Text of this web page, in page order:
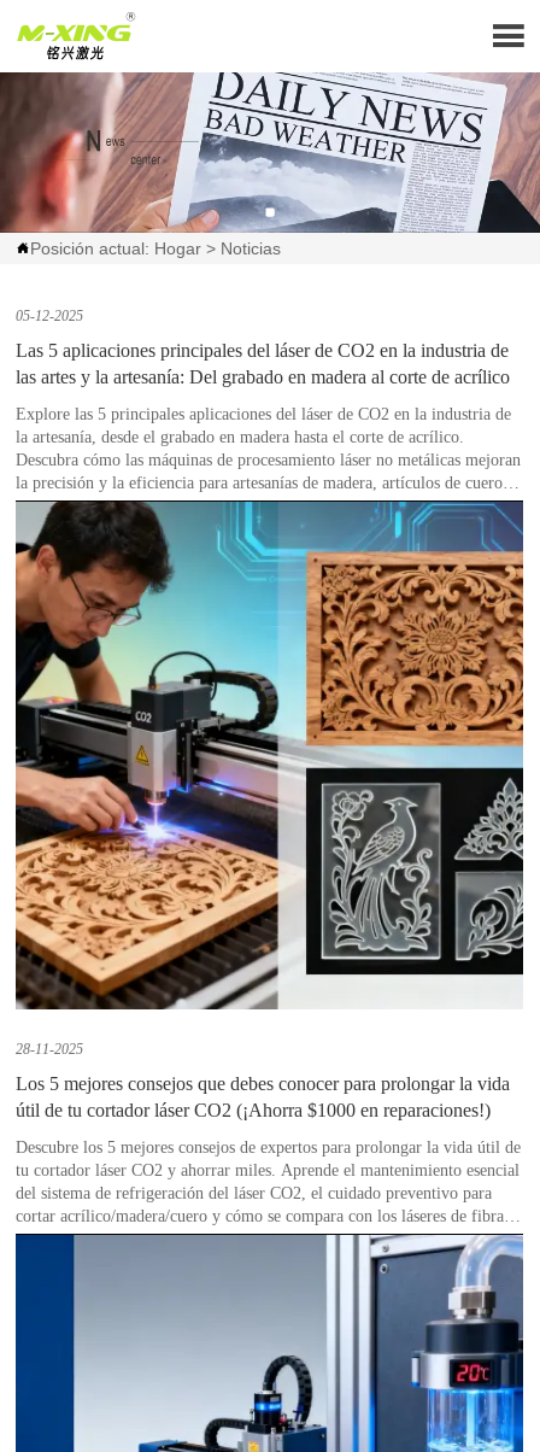

Posición actual: Hogar > Noticias
05-12-2025
Las 5 aplicaciones principales del láser de CO2 en la industria de
las artes y la artesanía: Del grabado en madera al corte de acrílico
Explore las 5 principales aplicaciones del láser de CO2 en la industria de
la artesanía, desde el grabado en madera hasta el corte de acrílico.
Descubra cómo las máquinas de procesamiento láser no metálicas mejoran
la precisión y la eficiencia para artesanías de madera, artículos de cuero y
mucho más. Conozca la avanzada tecnología de corte por láser de CO2
para profesionales creativos.
28-11-2025
Los 5 mejores consejos que debes conocer para prolongar la vida
útil de tu cortador láser CO2 (¡Ahorra $1000 en reparaciones!)
Descubre los 5 mejores consejos de expertos para prolongar la vida útil de
tu cortador láser CO2 y ahorrar miles. Aprende el mantenimiento esencial
del sistema de refrigeración del láser CO2, el cuidado preventivo para
cortar acrílico/madera/cuero y cómo se compara con los láseres de fibra.
Maximiza tu inversión con nuestra guía profesional.